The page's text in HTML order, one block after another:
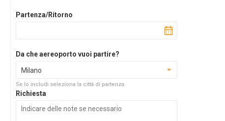
Partenza/Ritorno
Da che aereoporto vuoi partire?
Milano
Se lo includi seleziona la città di partenza
Richiesta